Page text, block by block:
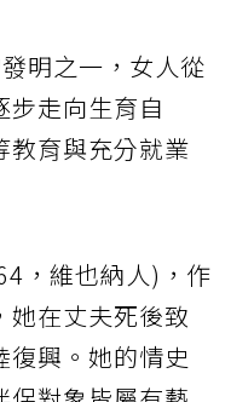
明之一，女人從
步走向生育自
教育與充分就業
，維也納人)，作
她在丈夫死後致
復興。她的情史